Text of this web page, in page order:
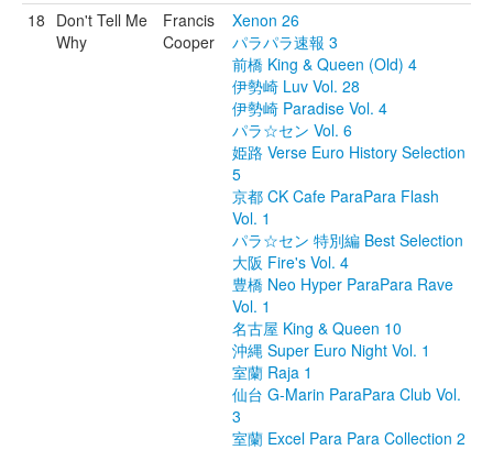
18 Don't Tell Me
Why
Francis
Cooper
Xenon 26
パラパラ速報 3
前橋 King & Queen (Old) 4
伊勢崎 Luv Vol. 28
伊勢崎 Paradise Vol. 4
パラ☆セン Vol. 6
姫路 Verse Euro History Selection
5
京都 CK Cafe ParaPara Flash
Vol. 1
パラ☆セン 特別編 Best Selection
大阪 Fire's Vol. 4
豊橋 Neo Hyper ParaPara Rave
Vol. 1
名古屋 King & Queen 10
沖縄 Super Euro Night Vol. 1
室蘭 Raja 1
仙台 G-Marin ParaPara Club Vol.
3
室蘭 Excel Para Para Collection 2